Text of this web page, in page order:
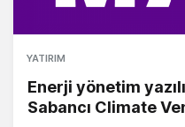
YATIRIM
Enerji yönetim
Sabancı Climate